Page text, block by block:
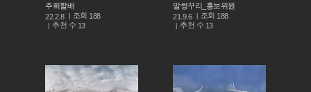
주희할배
22.2.8
조회 188
추천 수 13
말썽꾸리_홍보위원
21.9.6
조회 188
추천 수 13